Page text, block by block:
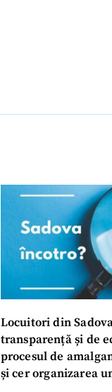
Locuitori din
transparență și de
procesul de
și cer organizarea